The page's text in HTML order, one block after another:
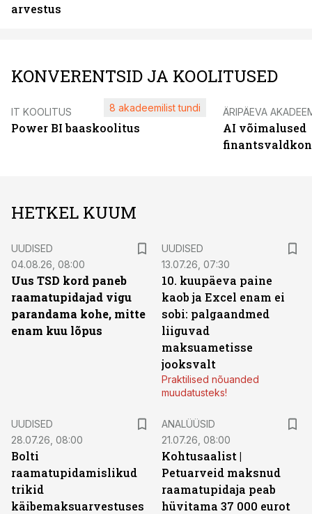
arvestus
KONVERENTSID JA KOOLITUSED
IT KOOLITUS
Power BI baaskoolitus
8 akadeemilist tundi ÄRIPÄEVA
AI võimalused
HETKEL KUUM
UUDISED
04.08.26, 08:00
Uus TSD kord paneb
raamatupidajad vigu
parandama kohe, mitte
enam kuu lõpus
UUDISED
13.07.26, 07:30
10. kuupäeva paine
kaob ja Excel enam ei
sobi: palgaandmed
liiguvad
maksuametisse
jooksvalt
Praktilised nõuanded
muudatusteks!
UUDISED
28.07.26, 08:00
Bolti
raamatupidamislikud
trikid
käibemaksuarvestuses
ANALÜÜSID
21.07.26, 08:00
Kohtusaalist |
Petuarveid maksnud
raamatupidaja peab
hüvitama 37 000 eurot